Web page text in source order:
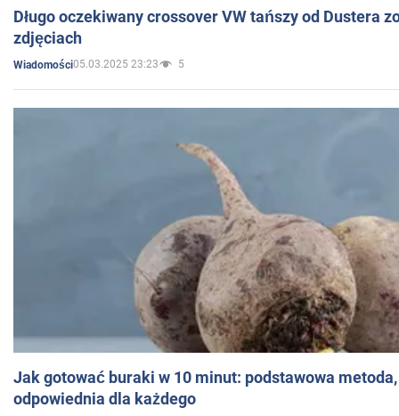
Długo oczekiwany crossover VW tańszy od Dustera
zdjęciach
Wiadomości05.03.2025 23:23 5
Jak gotować buraki w 10 minut: podstawowa
odpowiednia dla każdego